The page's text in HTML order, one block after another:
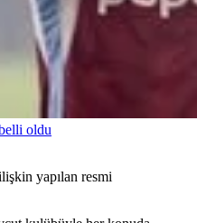
oldu
yapılan resmi